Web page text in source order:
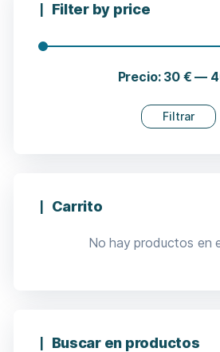
Filter by price
Filtrar
Precio: 30 € —
Carrito
No hay productos en
Buscar en productos